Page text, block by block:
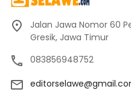
Jalan Jawa Nomor 60
Gresik, Jawa Timur
083856948752